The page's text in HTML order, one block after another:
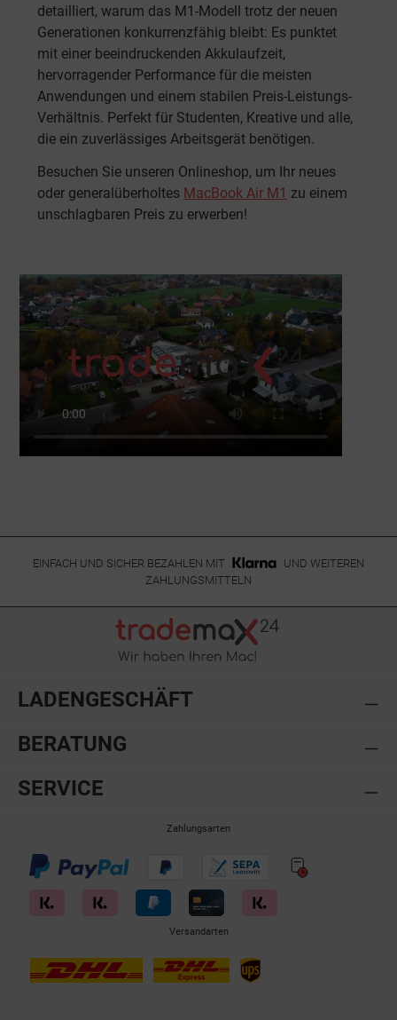
detailliert, warum das M1-Modell trotz der neuen
Generationen konkurrenzfähig bleibt: Es punktet
mit einer beeindruckenden Akkulaufzeit,
hervorragender Performance für die meisten
Anwendungen und einem stabilen Preis-Leistungs-
Verhältnis. Perfekt für Studenten, Kreative und alle,
die ein zuverlässiges Arbeitsgerät benötigen.
Besuchen Sie unseren Onlineshop, um Ihr neues
oder generalüberholtes MacBook Air M1 zu einem
unschlagbaren Preis zu erwerben!
EINFACH UND SICHER BEZAHLEN MIT
UND WEITEREN
ZAHLUNGSMITTELN
BERATUNG
LADENGESCHÄFT
SERVICE
Zahlungsarten
Versandarten